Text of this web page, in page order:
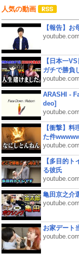
人気の動画
【報告】お
youtube.com
【日本一
ガチで勝負
youtube.com
ARASHI -
deo]
youtube.com
【衝撃】
た件
youtube.com
【多目的
る彼氏
youtube.com
亀田京之介
youtube.com
お家デート
youtube.com